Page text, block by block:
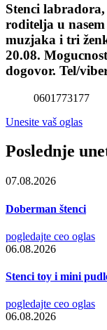
Stenci
roditelja u
muzjaka i tri
20.08.
dogovor. Tel/
0601773177
Unesite vaš oglas
Poslednje
07.08.2026
Doberman štenci
pogledajte ceo oglas
06.08.2026
Stenci toy i mini
pogledajte ceo oglas
06.08.2026